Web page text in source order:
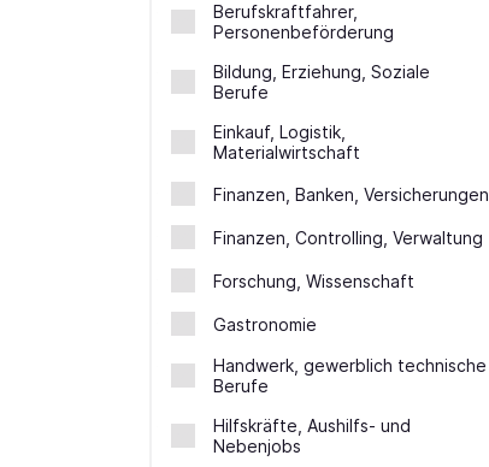
Berufskraftfahrer,
Personenbeförderung
Bildung, Erziehung, Soziale
Berufe
Einkauf, Logistik,
Materialwirtschaft
Finanzen, Banken, Versicherungen
Finanzen, Controlling, Verwaltung
Forschung, Wissenschaft
Gastronomie
Handwerk, gewerblich technische
Berufe
Hilfskräfte, Aushilfs- und
Nebenjobs